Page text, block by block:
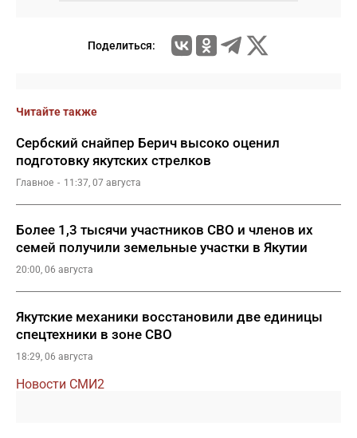
Поделиться:
Читайте также
Сербский снайпер Берич высоко оценил
подготовку якутских стрелков
Главное 11:37, 07 августа
Более 1,3 тысячи участников СВО и членов их
семей получили земельные участки в Якутии
20:00, 06 августа
Якутские механики восстановили две единицы
спецтехники в зоне СВО
18:29, 06 августа
Новости СМИ2